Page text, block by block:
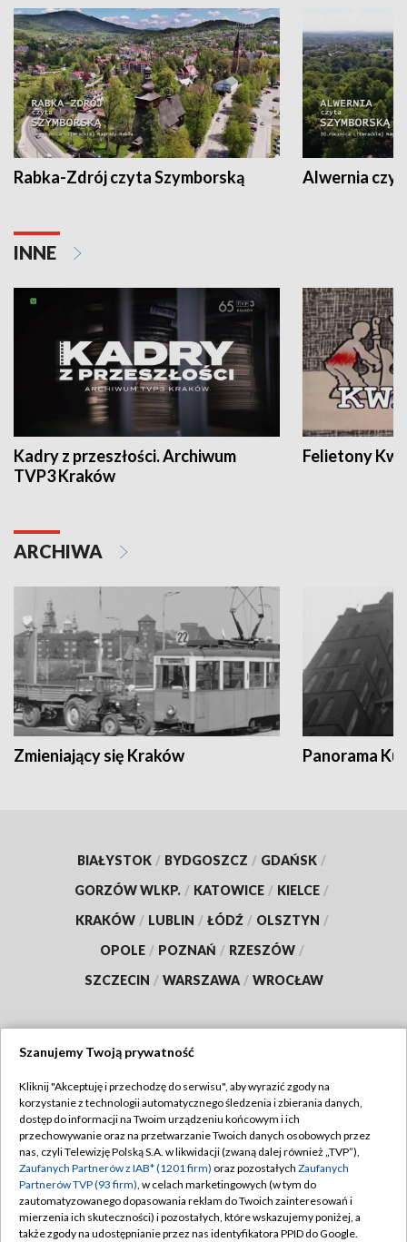
Rabka-Zdrój czyta Szymborską Alwernia
INNE
Kadry z przeszłości. Archiwum
TVP3 Kraków
Felietony
ARCHIWA
Zmieniający się Kraków Panorama
BIAŁYSTOK / BYDGOSZCZ / GDAŃSK /
GORZÓW WLKP. / KATOWICE / KIELCE /
KRAKÓW / LUBLIN / ŁÓDŹ / OLSZTYN /
OPOLE / POZNAŃ / RZESZÓW /
SZCZECIN / WARSZAWA / WROCŁAW
TVP
Abonament TVP
Emisja w TVP
Centrum informacji TVP
Naziemna Telewizja Cyfrowa
Regulamin TVP
Polityka prywatności
Moje zgody
Pomoc
Szanujemy Twoją prywatność
Kliknij "Akceptuję i przechodzę do serwisu", aby wyrazić zgody na
korzystanie z technologii automatycznego śledzenia i zbierania danych,
dostęp do informacji na Twoim urządzeniu końcowym i ich
przechowywanie oraz na przetwarzanie Twoich danych osobowych przez
nas, czyli Telewizję Polską S.A. w likwidacji (zwaną dalej również „TVP”),
Zaufanych Partnerów z IAB* (1201 firm) oraz pozostałych Zaufanych
Partnerów TVP (93 firm), w celach marketingowych (w tym do
zautomatyzowanego dopasowania reklam do Twoich zainteresowań i
mierzenia ich skuteczności) i pozostałych, które wskazujemy poniżej, a
także zgody na udostępnianie przez nas identyfikatora PPID do Google.